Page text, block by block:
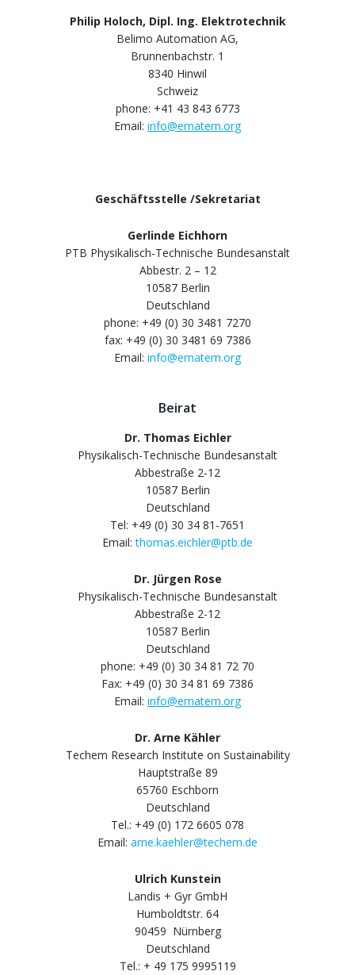
Philip Holoch, Dipl. Ing. Elektrotechnik
Belimo Automation AG,
Brunnenbachstr. 1
8340 Hinwil
Schweiz
phone: +41 43 843 6773
Email: info@ematem.org
Geschäftsstelle /Sekretariat
Gerlinde Eichhorn
PTB Physikalisch-Technische Bundesanstalt
Abbestr. 2 – 12
10587 Berlin
Deutschland
phone: +49 (0) 30 3481 7270
fax: +49 (0) 30 3481 69 7386
Email: info@ematem.org
Beirat
Dr. Thomas Eichler
Physikalisch-Technische Bundesanstalt
Abbestraße 2-12
10587 Berlin
Deutschland
Tel: +49 (0) 30 34 81-7651
Email:thomas.eichler@ptb.de
Dr. Jürgen Rose
Physikalisch-Technische Bundesanstalt
Abbestraße 2-12
10587 Berlin
Deutschland
phone: +49 (0) 30 34 81 72 70
Fax: +49 (0) 30 34 81 69 7386
Email: info@ematem.org
Dr. Arne Kähler
Techem Research Institute on Sustainability
Hauptstraße 89
65760 Eschborn
Deutschland
Tel.: +49 (0) 172 6605 078
Email: arne.kaehler@techem.de
Ulrich Kunstein
Landis + Gyr GmbH
Humboldtstr. 64
90459 Nürnberg
Deutschland
Tel.: + 49 175 9995119